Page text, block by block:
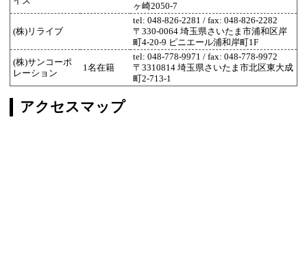
ヶ崎2050-7
(株)リライブ
tel: 048-826-2281 / fax: 048-826-2282
〒330-0064 埼玉県さいたま市浦和区岸
町4-20-9 ピニエール浦和岸町1F
(株)サンコーポ
レーション
1名在籍
tel: 048-778-9971 / fax: 048-778-9972
〒3310814 埼玉県さいたま市北区東大成
町2-713-1
アクセスマップ